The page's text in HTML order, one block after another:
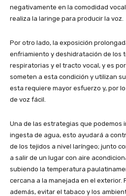
negativamente en la comodidad
realiza la laringe para producir la voz.
Por otro lado, la exposición
enfriamiento y deshidratación de los
respiratorias y el tracto vocal, y es
someten a esta condición y utilizan
esta requiere mayor esfuerzo y, por
de voz fácil.
Una de las estrategias que podemos
ingesta de agua, esto ayudará a
de los tejidos a nivel laríngeo; junto
a salir de un lugar con aire
subiendo la temperatura
cercana a la manejada en el exterior.
además, evitar el tabaco y los